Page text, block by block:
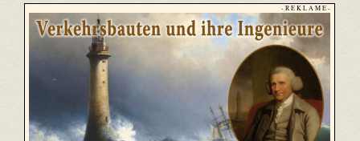
- R E K L A M E -